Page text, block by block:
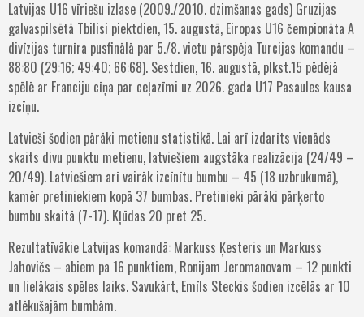
Latvijas U16 vīriešu izlase (2009./2010. dzimšanas gads) Gruzijas
galvaspilsētā Tbilisi piektdien, 15. augustā, Eiropas U16 čempionāta A
divīzijas turnīra pusfinālā par 5./8. vietu pārspēja Turcijas komandu –
88:80 (29:16; 49:40; 66:68). Sestdien, 16. augustā, plkst.15 pēdējā
spēlē ar Franciju cīņa par ceļazīmi uz 2026. gada U17 Pasaules kausa
izcīņu.
Latvieši šodien pārāki metienu statistikā. Lai arī izdarīts vienāds
skaits divu punktu metienu, latviešiem augstāka realizācija (24/49 –
20/49). Latviešiem arī vairāk izcīnītu bumbu – 45 (18 uzbrukumā),
kamēr pretiniekiem kopā 37 bumbas. Pretinieki pārāki pārķerto
bumbu skaitā (7-17). Kļūdas 20 pret 25.
Rezultatīvākie Latvijas komandā: Markuss Ķesteris un Markuss
Jahovičs – abiem pa 16 punktiem, Ronijam Jeromanovam – 12 punkti
un lielākais spēles laiks. Savukārt, Emīls Steckis šodien izcēlās ar 10
atlēkušajām bumbām.